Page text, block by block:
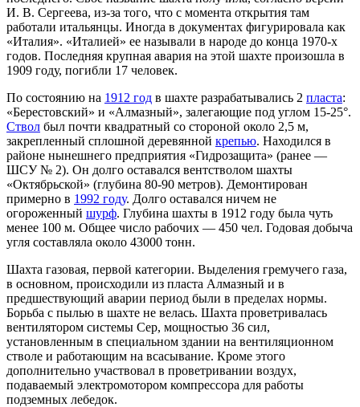
И. В. Сергеева, из-за того, что с момента открытия там
работали итальянцы. Иногда в документах фигурировала как
«Италия». «Италией» ее называли в народе до конца 1970-х
годов. Последняя крупная авария на этой шахте произошла в
1909 году, погибли 17 человек.
По состоянию на 1912 год в шахте разрабатывались 2 пласта:
«Берестовский» и «Алмазный», залегающие под углом 15-25°.
Ствол был почти квадратный со стороной около 2,5 м,
закрепленный сплошной деревянной крепью. Находился в
районе нынешнего предприятия «Гидрозащита» (ранее —
ШСУ № 2). Он долго оставался вентстволом шахты
«Октябрьской» (глубина 80-90 метров). Демонтирован
примерно в 1992 году. Долго оставался ничем не
огороженный шурф. Глубина шахты в 1912 году была чуть
менее 100 м. Общее число рабочих — 450 чел. Годовая добыча
угля составляла около 43000 тонн.
Шахта газовая, первой категории. Выделения гремучего газа,
в основном, происходили из пласта Алмазный и в
предшествующий аварии период были в пределах нормы.
Борьба с пылью в шахте не велась. Шахта проветривалась
вентилятором системы Сер, мощностью 36 сил,
установленным в специальном здании на вентиляционном
стволе и работающим на всасывание. Кроме этого
дополнительно участвовал в проветривании воздух,
подаваемый электромотором компрессора для работы
подземных лебедок.